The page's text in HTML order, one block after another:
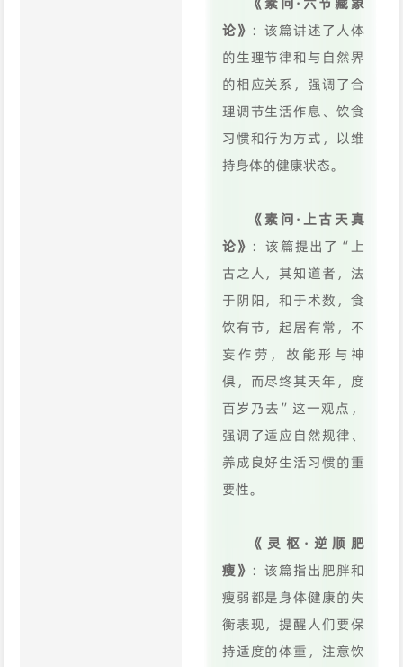
论》 ：该篇讲述了人体
的生理节律和与自然界
的相应关系，强调了合
理调节生活作息、饮食
习惯和行为方式，以维
持身体的健康状态。
《素问·上古天真
论》 ：该篇提出了“上
古之人，其知道者，法
于阴阳，和于术数，食
饮有节，起居有常，不
妄作劳，故能形与神
俱，而尽终其天年，度
百岁乃去”这一观点，
强调了适应自然规律、
养成良好生活习惯的重
要性。
《灵枢·逆顺肥
瘦》 ：该篇指出肥胖和
瘦弱都是身体健康的失
衡表现，提醒人们要保
持适度的体重，注意饮